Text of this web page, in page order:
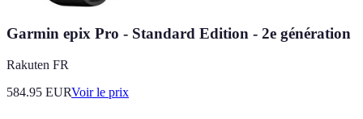
Garmin epix Pro - Standard Edition - 2e génération
Rakuten FR
584.95 EURVoir le prix